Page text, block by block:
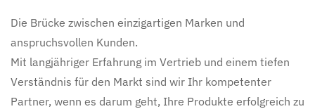
Die Brücke zwischen einzigartigen Marken und
anspruchsvollen Kunden.
Mit langjähriger Erfahrung im Vertrieb und einem tiefen
Verständnis für den Markt sind wir Ihr kompetenter
Partner, wenn es darum geht, Ihre Produkte erfolgreich zu